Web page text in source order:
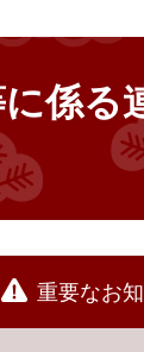
係る
重要なお